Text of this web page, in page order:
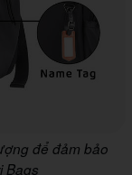
để đảm bảo
Bags